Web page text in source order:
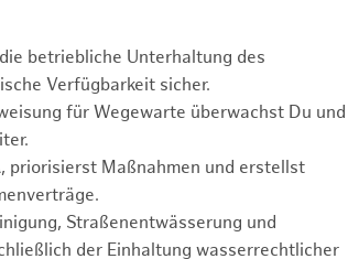
betriebliche Unterhaltung des
Verfügbarkeit sicher.
für Wegewarte überwachst Du und
priorisierst Maßnahmen und erstellst
Straßenentwässerung und
der Einhaltung wasserrechtlicher